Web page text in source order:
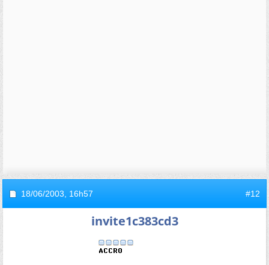
18/06/2003, 16h57 #12
invite1c383cd3